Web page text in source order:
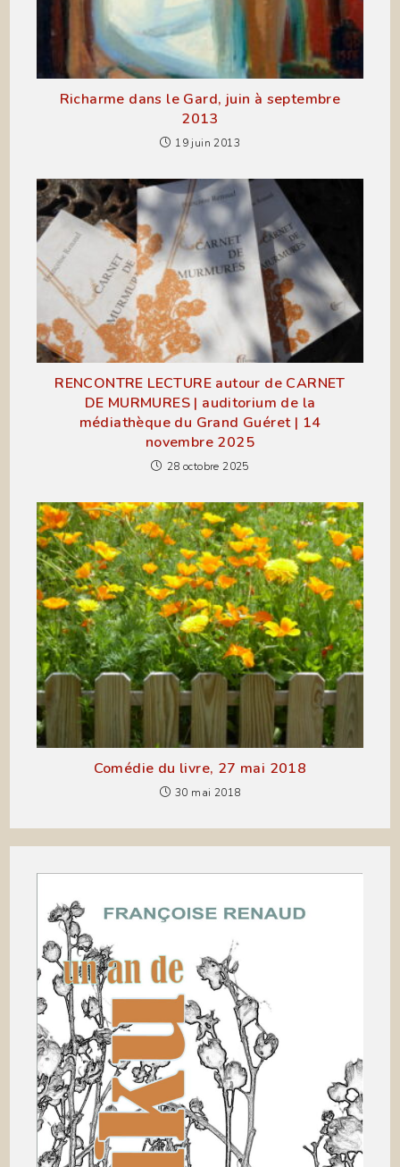
Richarme dans le Gard, juin à septembre
2013
19 juin 2013
RENCONTRE LECTURE autour de CARNET
DE MURMURES | auditorium de la
médiathèque du Grand Guéret | 14
novembre 2025
28 octobre 2025
Comédie du livre, 27 mai 2018
30 mai 2018